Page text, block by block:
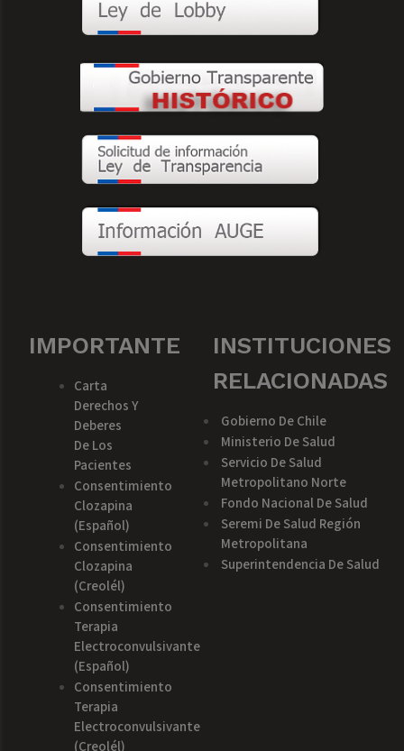
IMPORTANTE
Carta
Derechos Y
Deberes
De Los
Pacientes
Consentimiento
Clozapina
(español)
Consentimiento
Clozapina
(creolél)
Consentimiento
Terapia
Electroconvulsivante
(español)
Consentimiento
Terapia
Electroconvulsivante
(creolél)
INSTITUCIONES
RELACIONADAS
Gobierno De Chile
Ministerio De Salud
Servicio De Salud
Metropolitano Norte
Fondo Nacional De Salud
Seremi De Salud Región
Metropolitana
Superintendencia De Salud